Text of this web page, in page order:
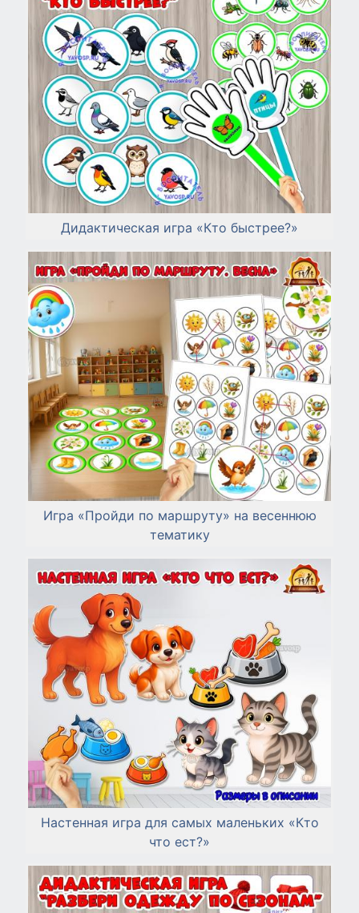
Дидактическая игра «Кто быстрее?»
Игра «Пройди по маршруту» на весеннюю
тематику
Настенная игра для самых маленьких «Кто
что ест?»